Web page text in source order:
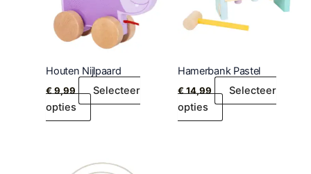
Houten Nijlpaard
€9,99
Selecteer
opties
Hamerbank Pastel
€14,99
Selecteer
opties